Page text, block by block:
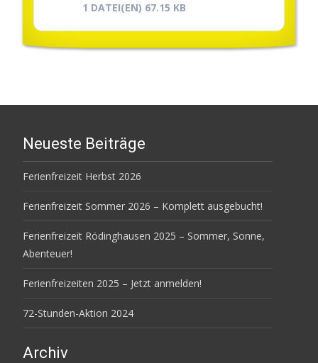
1 DATEI(EN) 67.15 KB
Neueste Beiträge
Ferienfreizeit Herbst 2026
Ferienfreizeit Sommer 2026 – Komplett ausgebucht!
Ferienfreizeit Rödinghausen 2025 – Sommer, Sonne,
Abenteuer!
Ferienfreizeiten 2025 – Jetzt anmelden!
72-Stunden-Aktion 2024
Archiv